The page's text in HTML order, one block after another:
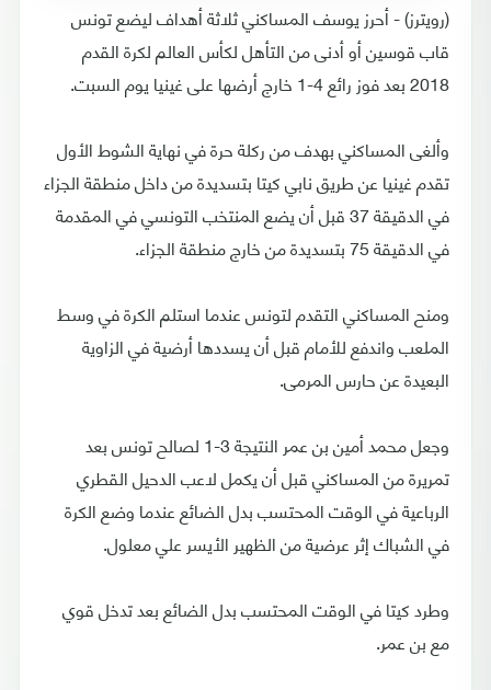
(رويترز) - أحرز يوسف المساكني ثلاثة أهداف ليضع تونس
قاب قوسين أو أدنى من التأهل لكأس العالم لكرة القدم
2018 بعد فوز رائع 4-1 خارج أرضها على غينيا يوم السبت.
وألغى المساكني بهدف من ركلة حرة في نهاية الشوط الأول
تقدم غينيا عن طريق نابي كيتا بتسديدة من داخل منطقة الجزاء
في الدقيقة 37 قبل أن يضع المنتخب التونسي في المقدمة
في الدقيقة 75 بتسديدة من خارج منطقة الجزاء.
ومنح المساكني التقدم لتونس عندما استلم الكرة في وسط
الملعب واندفع للأمام قبل أن يسددها أرضية في الزاوية
البعيدة عن حارس المرمى.
وجعل محمد أمين بن عمر النتيجة 3-1 لصالح تونس بعد
تمريرة من المساكني قبل أن يكمل لاعب الدحيل القطري
الرباعية في الوقت المحتسب بدل الضائع عندما وضع الكرة
في الشباك إثر عرضية من الظهير الأيسر علي معلول.
وطرد كيتا في الوقت المحتسب بدل الضائع بعد تدخل قوي
مع بن عمر.